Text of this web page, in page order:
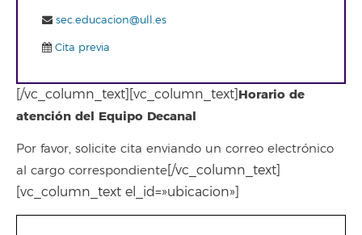
sec.educacion@ull.es
Cita previa
[/vc_column_text][vc_column_text]Horario de
atención del Equipo Decanal
Por favor, solicite cita enviando un correo electrónico
al cargo correspondiente[/vc_column_text]
[vc_column_text el_id=»ubicacion»]